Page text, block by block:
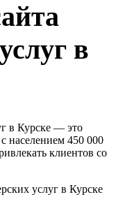
в
в Курске — это
населением 450 000
клиентов со
услуг в Курске